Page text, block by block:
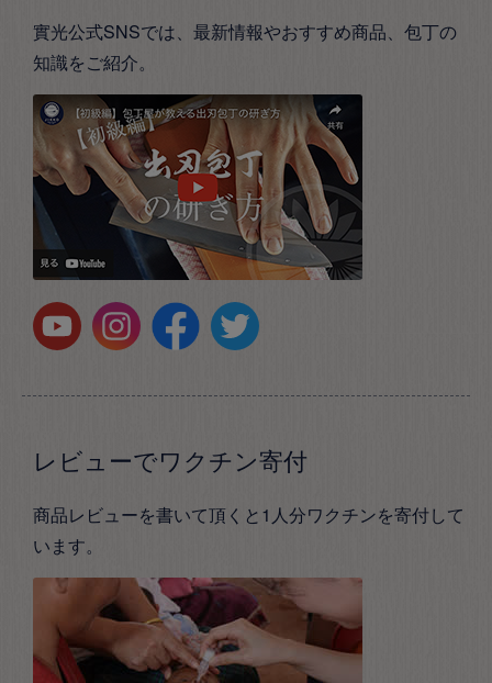
實光公式SNSでは、最新情報やおすすめ商品、包丁の
知識をご紹介。
レビューでワクチン寄付
商品レビューを書いて頂くと1人分ワクチンを寄付して
います。